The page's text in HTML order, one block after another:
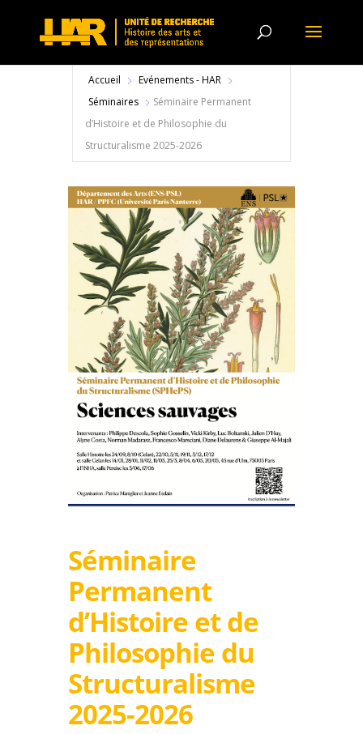
Accueil
Evénements - HAR
Séminaires
Séminaire Permanent
d’Histoire et de Philosophie du
Structuralisme 2025-2026
Séminaire
Permanent
d’Histoire et de
Philosophie du
Structuralisme
2025-2026